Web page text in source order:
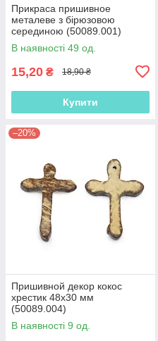
Прикраса пришивное
металеве з бірюзовою
серединою (50089.001)
В наявності 49 од.
15,20 ₴ 18,90 ₴
Купити
–20%
Пришивной декор кокос
хрестик 48х30 мм
(50089.004)
В наявності 9 од.